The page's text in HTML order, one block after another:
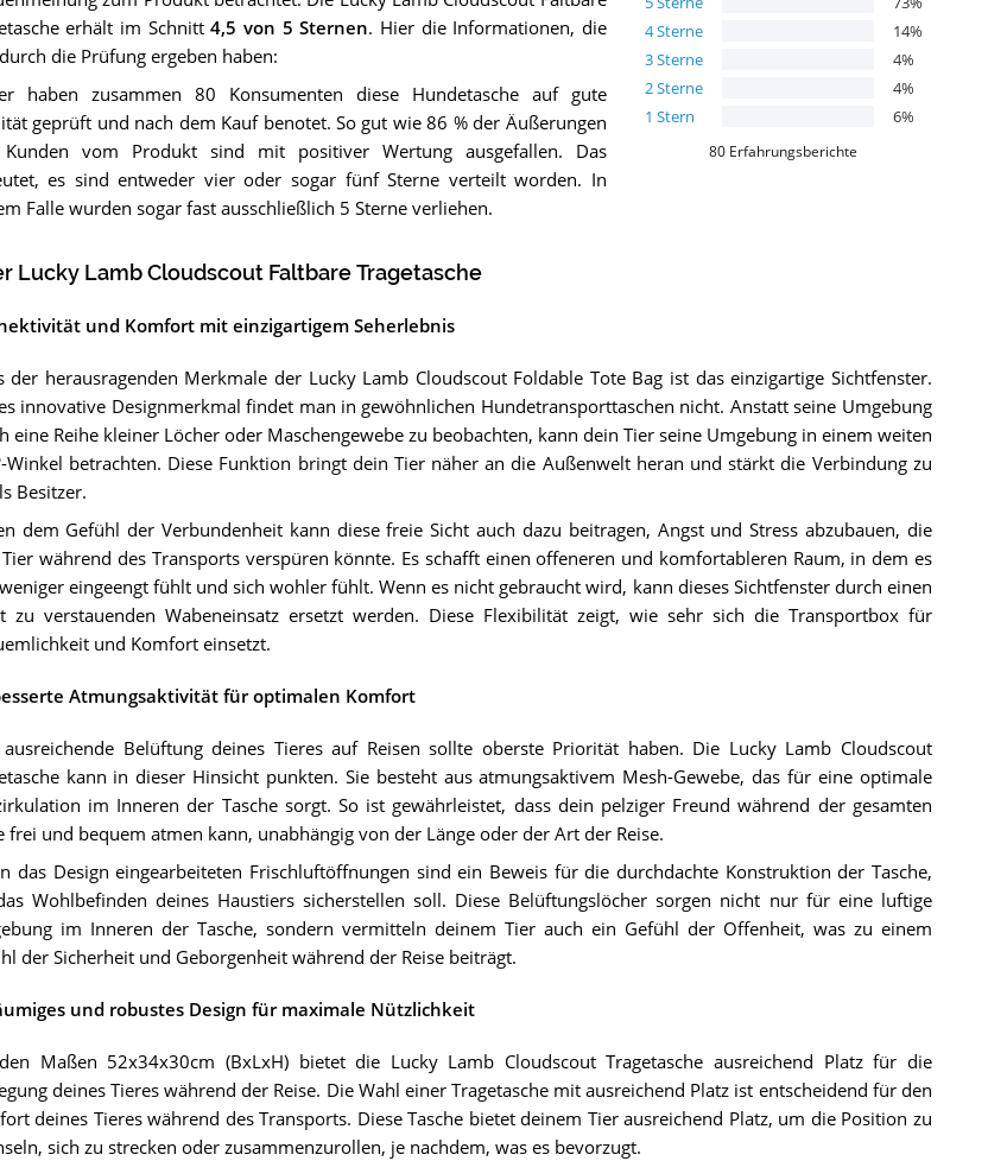
4Sterne 14%
3Sterne 4%
2Sterne 4%
1 Stern 6%
80 Erfahrungsberichte
erhält im Schnitt4,5 von 5 Sternen. Hier die Informationen, die
die Prüfung ergeben haben:
haben zusammen 80 Konsumenten diese Hundetasche auf gute
geprüft und nach dem Kauf benotet. So gut wie 86 % der Äußerungen
vom Produkt sind mit positiver Wertung ausgefallen. Das
es sind entweder vier oder sogar fünf Sterne verteilt worden. In
Falle wurden sogar fast ausschließlich 5 Sterne verliehen.
Lucky Lamb Cloudscout Faltbare Tragetasche
und Komfort mit einzigartigem Seherlebnis
der herausragenden Merkmale der Lucky Lamb Cloudscout Foldable Tote Bag ist das einzigartige Sichtfenster.
innovative Designmerkmal findet man in gewöhnlichen Hundetransporttaschen nicht. Anstatt seine Umgebung
eine Reihe kleiner Löcher oder Maschengewebe zu beobachten, kann dein Tier seine Umgebung in einem weiten
Winkel betrachten. Diese Funktion bringt dein Tier näher an die Außenwelt heran und stärkt die Verbindung zu
Besitzer.
dem Gefühl der Verbundenheit kann diese freie Sicht auch dazu beitragen, Angst und Stress abzubauen, die
während des Transports verspüren könnte. Es schafft einen offeneren und komfortableren Raum, in dem es
eingeengt fühlt und sich wohler fühlt. Wenn es nicht gebraucht wird, kann dieses Sichtfenster durch einen
zu verstauenden Wabeneinsatz ersetzt werden. Diese Flexibilität zeigt, wie sehr sich die Transportbox für
und Komfort einsetzt.
Atmungsaktivität für optimalen Komfort
ausreichende Belüftung deines Tieres auf Reisen sollte oberste Priorität haben. Die Lucky Lamb Cloudscout
kann in dieser Hinsicht punkten. Sie besteht aus atmungsaktivem Mesh-Gewebe, das für eine optimale
im Inneren der Tasche sorgt. So ist gewährleistet, dass dein pelziger Freund während der gesamten
frei und bequem atmen kann, unabhängig von der Länge oder der Art der Reise.
das Design eingearbeiteten Frischluftöffnungen sind ein Beweis für die durchdachte Konstruktion der Tasche,
Wohlbefinden deines Haustiers sicherstellen soll. Diese Belüftungslöcher sorgen nicht nur für eine luftige
im Inneren der Tasche, sondern vermitteln deinem Tier auch ein Gefühl der Offenheit, was zu einem
der Sicherheit und Geborgenheit während der Reise beiträgt.
und robustes Design für maximale Nützlichkeit
Maßen 52x34x30cm (BxLxH) bietet die Lucky Lamb Cloudscout Tragetasche ausreichend Platz für die
deines Tieres während der Reise. Die Wahl einer Tragetasche mit ausreichend Platz ist entscheidend für den
deines Tieres während des Transports. Diese Tasche bietet deinem Tier ausreichend Platz, um die Position zu
sich zu strecken oder zusammenzurollen, je nachdem, was es bevorzugt.